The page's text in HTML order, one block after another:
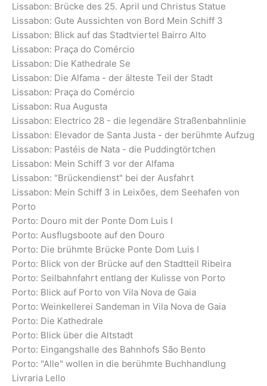
Lissabon: Brücke des 25. April und Christus Statue
Lissabon: Gute Aussichten von Bord Mein Schiff 3
Lissabon: Blick auf das Stadtviertel Bairro Alto
Lissabon: Praça do Comércio
Lissabon: Die Kathedrale Se
Lissabon: Die Alfama - der älteste Teil der Stadt
Lissabon: Praça do Comércio
Lissabon: Rua Augusta
Lissabon: Electrico 28 - die legendäre Straßenbahnlinie
Lissabon: Elevador de Santa Justa - der berühmte Aufzug
Lissabon: Pastéis de Nata - die Puddingtörtchen
Lissabon: Mein Schiff 3 vor der Alfama
Lissabon: "Brückendienst" bei der Ausfahrt
Lissabon: Mein Schiff 3 in Leixões, dem Seehafen von
Porto
Porto: Douro mit der Ponte Dom Luis I
Porto: Ausflugsboote auf den Douro
Porto: Die brühmte Brücke Ponte Dom Luis I
Porto: Blick von der Brücke auf den Stadtteil Ribeira
Porto: Seilbahnfahrt entlang der Kulisse von Porto
Porto: Blick auf Porto von Vila Nova de Gaia
Porto: Weinkellerei Sandeman in Vila Nova de Gaia
Porto: Die Kathedrale
Porto: Blick über die Altstadt
Porto: Eingangshalle des Bahnhofs São Bento
Porto: "Alle" wollen in die berühmte Buchhandlung
Livraria Lello